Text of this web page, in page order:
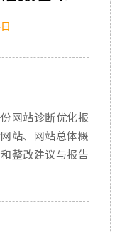
网站诊断优化报
站、网站总体概
整改建议与报告